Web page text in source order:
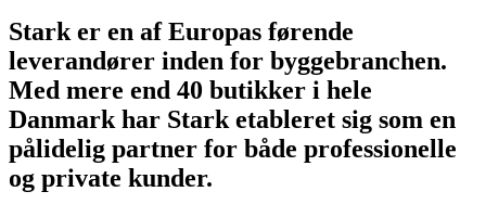
Stark er en af Europas førende
leverandører inden for byggebranchen.
Med mere end 40 butikker i hele
Danmark har Stark etableret sig som en
pålidelig partner for både professionelle
og private kunder.